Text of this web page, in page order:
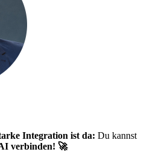
Integration ist da: Du kannst
verbinden! 🚀